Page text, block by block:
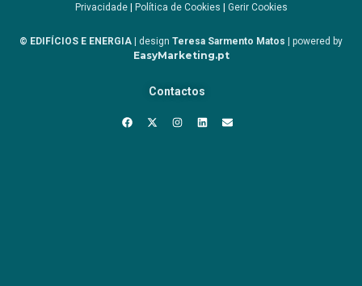
Privacidade| Política de Cookies | Gerir Cookies
© EDIFÍCIOS E ENERGIA | design Teresa Sarmento Matos | powered by
EasyMarketing.pt
Contactos